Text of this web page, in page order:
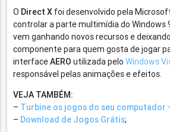
O Direct X foi desenvolvido pela
controlar a parte multimídia do Windows
vem ganhando novos recursos e
componente para quem gosta de jogar
interfaceAERO utilizada peloWindows
responsável pelas animações e efeitos.
VEJA TAMBÉM:
– Turbine os jogos do seu computador
– Download de Jogos Grátis;